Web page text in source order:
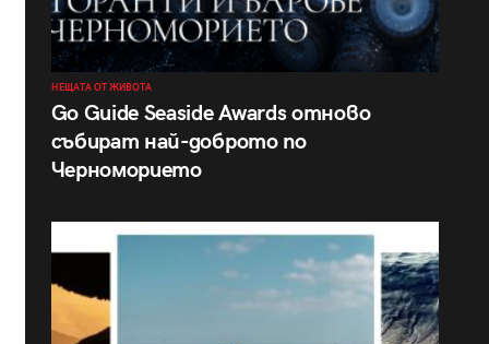
НЕЩАТА ОТ ЖИВОТА
Go Guide Seaside Awards отново
събират най-доброто по
Черноморието